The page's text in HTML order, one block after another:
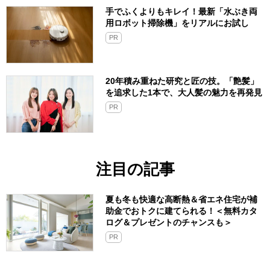
手でふくよりもキレイ！最新「水ぶき両
用ロボット掃除機」をリアルにお試し
PR
20年積み重ねた研究と匠の技。「艶髪」
を追求した1本で、大人髪の魅力を再発見
PR
注目の記事
夏も冬も快適な高断熱＆省エネ住宅が補
助金でおトクに建てられる！＜無料カタ
ログ＆プレゼントのチャンスも＞
PR